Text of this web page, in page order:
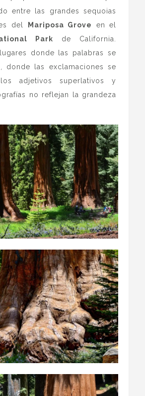
entre las grandes sequoias
del
Mariposa Grove
en el
Park de California.
donde las palabras se
donde las exclamaciones se
adjetivos superlativos y
no reflejan la grandeza